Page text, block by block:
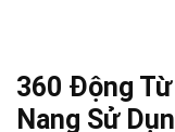
360 Động
Nang Sử